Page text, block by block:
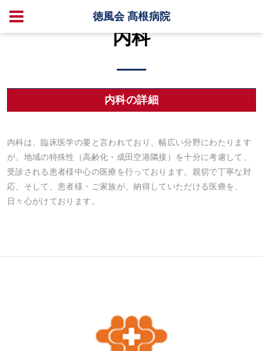
徳風会 髙根病院
内科
内科の詳細
内科は、臨床医学の要と言われており、幅広い分野にわたります
が、地域の特殊性（高齢化・成田空港隣接）を十分に考慮して、
受診される患者様中心の医療を行っております。親切で丁寧な対
応、そして、患者様・ご家族が、納得していただける医療を、
日々心がけております。